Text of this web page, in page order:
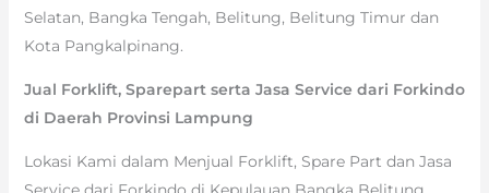
Selatan, Bangka Tengah, Belitung, Belitung Timur dan
Kota Pangkalpinang.
Jual Forklift, Sparepart serta Jasa Service dari Forkindo
di Daerah Provinsi Lampung
Lokasi Kami dalam Menjual Forklift, Spare Part dan Jasa